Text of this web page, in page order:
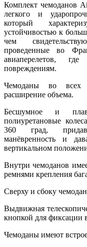
Комплект чемоданов
легкого и
который
устойчивостью к
чем
проведенные во
авиаперелетов,
повреждениям.
Чемоданы во всех
расширение объема.
Бесшумное и
полиуретановые
360 град,
манёвренность и
вертикальном
Внутри чемоданов
ремнями крепления
Сверху и сбоку
Выдвижная
кнопкой для фиксации
Чемоданы имеют